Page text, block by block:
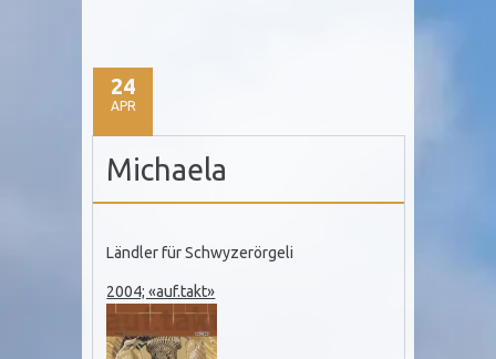
24
APR
Michaela
Ländler für Schwyzerörgeli
2004; «auf.takt»